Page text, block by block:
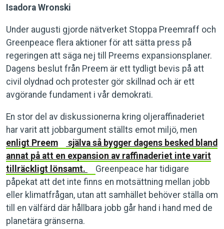
Isadora Wronski
Under augusti gjorde nätverket Stoppa Preemraff och
Greenpeace flera aktioner för att sätta press på
regeringen att säga nej till Preems expansionsplaner.
Dagens beslut från Preem är ett tydligt bevis på att
civil olydnad och protester gör skillnad och är ett
avgörande fundament i vår demokrati.
En stor del av diskussionerna kring oljeraffinaderiet
har varit att jobbargument ställts emot miljö, men
enligt Preem
själva så bygger dagens besked bland
annat på att en expansion av raffinaderiet inte varit
tillräckligt lönsamt.
Greenpeace har tidigare
påpekat att det inte finns en motsättning mellan jobb
eller klimatfrågan, utan att samhället behöver ställa om
till en välfärd där hållbara jobb går hand i hand med de
planetära gränserna.